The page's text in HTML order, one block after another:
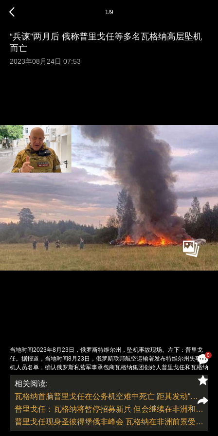
0
1/9
“兵谏”两月后 俄称普里戈任等多名瓦格纳高层坠机
而亡
2023年08月24日 07:53
当地时间2023年8月23日，俄罗斯特维尔州，坠机事故现场。左下：普里戈
任。据报道，当地时间8月23日，俄罗斯联邦航空运输署发布特维尔州失事飞
机人员名单，确认俄罗斯私营军事承包商瓦格纳集团创始人普里戈任和瓦格纳
创始人之一、指挥官乌特金在失事飞机上。图：视觉中国
责任编辑：朱传涛 | 版面编辑：朱传涛
相关阅读:
瓦格纳首脑普里戈任在公务机空难中死亡 距其发动“兵谏”仅两个月
普里戈任：瓦格纳将暂停招募新兵 但会继续在非洲和白俄罗斯活动
普里戈任现身圣彼得堡俄非峰会 瓦格纳在非洲前景受瞩目